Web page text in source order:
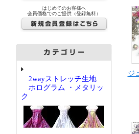
はじめてのお客様へ
会員価格でのご提供（登録無料）
2wayストレッチ生地
ホログラム ・メタリッ
ク
ジ